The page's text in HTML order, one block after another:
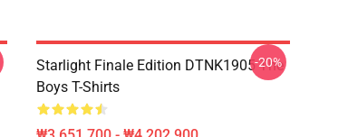
Starlight Finale Edition DTNK1905 The
Boys T-Shirts
-20%